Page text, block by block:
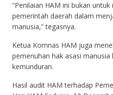
“Penilaian HAM ini bukan
pemerintah daerah dalam
manusia,” tegasnya.
Ketua Komnas HAM juga
pemenuhan hak asasi
kemunduran.
Hasil audit HAM terhadap